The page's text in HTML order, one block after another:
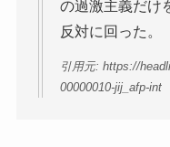
の過激主義だけ
反対に回った。
引用元: https://
00000010-jij_afp-int